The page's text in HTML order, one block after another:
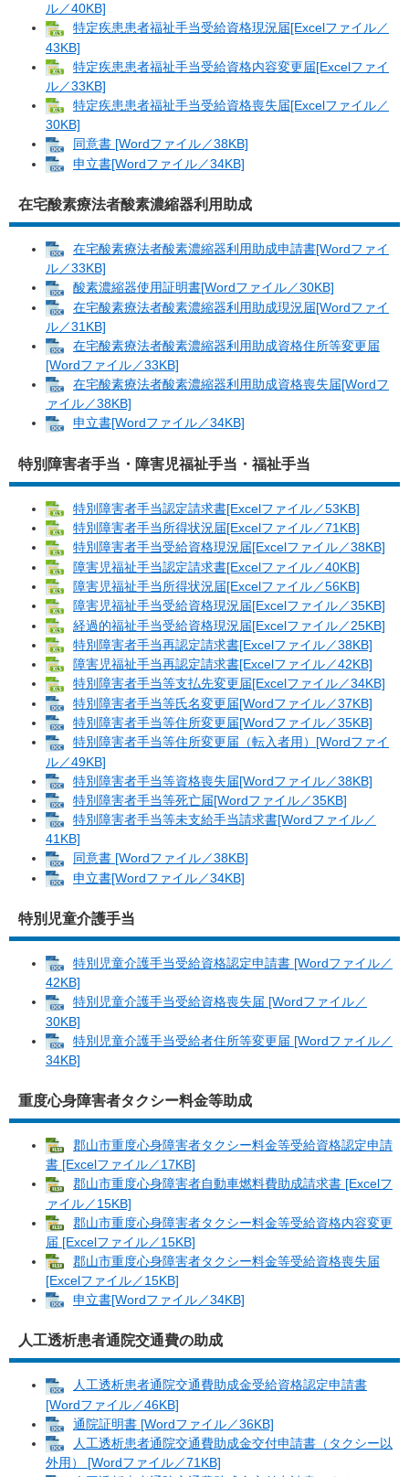
ル／40KB]
特定疾患患者福祉手当受給資格現況届[Excelファイル／
43KB]
特定疾患患者福祉手当受給資格内容変更届[Excelファイ
ル／33KB]
特定疾患患者福祉手当受給資格喪失届[Excelファイル／
30KB]
同意書 [Wordファイル／38KB]
申立書[Wordファイル／34KB]
在宅酸素療法者酸素濃縮器利用助成
在宅酸素療法者酸素濃縮器利用助成申請書[Wordファイ
ル／33KB]
酸素濃縮器使用証明書[Wordファイル／30KB]
在宅酸素療法者酸素濃縮器利用助成現況届[Wordファイ
ル／31KB]
在宅酸素療法者酸素濃縮器利用助成資格住所等変更届
[Wordファイル／33KB]
在宅酸素療法者酸素濃縮器利用助成資格喪失届[Wordフ
ァイル／38KB]
申立書[Wordファイル／34KB]
特別障害者手当・障害児福祉手当・福祉手当
特別障害者手当認定請求書[Excelファイル／53KB]
特別障害者手当所得状況届[Excelファイル／71KB]
特別障害者手当受給資格現況届[Excelファイル／38KB]
障害児福祉手当認定請求書[Excelファイル／40KB]
障害児福祉手当所得状況届[Excelファイル／56KB]
障害児福祉手当受給資格現況届[Excelファイル／35KB]
経過的福祉手当受給資格現況届[Excelファイル／25KB]
特別障害者手当再認定請求書[Excelファイル／38KB]
障害児福祉手当再認定請求書[Excelファイル／42KB]
特別障害者手当等支払先変更届[Excelファイル／34KB]
特別障害者手当等氏名変更届[Wordファイル／37KB]
特別障害者手当等住所変更届[Wordファイル／35KB]
特別障害者手当等住所変更届（転入者用）[Wordファイ
ル／49KB]
特別障害者手当等資格喪失届[Wordファイル／38KB]
特別障害者手当等死亡届[Wordファイル／35KB]
特別障害者手当等未支給手当請求書[Wordファイル／
41KB]
同意書 [Wordファイル／38KB]
申立書[Wordファイル／34KB]
特別児童介護手当
特別児童介護手当受給資格認定申請書 [Wordファイル／
42KB]
特別児童介護手当受給資格喪失届 [Wordファイル／
30KB]
特別児童介護手当受給者住所等変更届 [Wordファイル／
34KB]
重度心身障害者タクシー料金等助成
郡山市重度心身障害者タクシー料金等受給資格認定申請
書 [Excelファイル／17KB]
郡山市重度心身障害者自動車燃料費助成請求書 [Excelフ
ァイル／15KB]
郡山市重度心身障害者タクシー料金等受給資格内容変更
届 [Excelファイル／15KB]
郡山市重度心身障害者タクシー料金等受給資格喪失届
[Excelファイル／15KB]
申立書[Wordファイル／34KB]
人工透析患者通院交通費の助成
人工透析患者通院交通費助成金受給資格認定申請書
[Wordファイル／46KB]
通院証明書 [Wordファイル／36KB]
人工透析患者通院交通費助成金交付申請書（タクシー以
外用） [Wordファイル／71KB]